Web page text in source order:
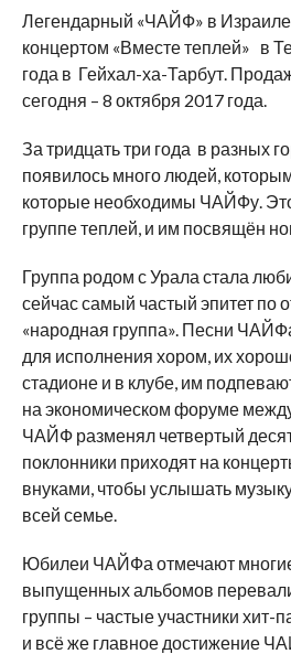
Легендарный «ЧАЙФ» в
концертом «Вместе теплей» в
года в Гейхал-ха-Тарбут.
сегодня – 8 октября 2017 года.
За тридцать три года в разных
появилось много людей,
которые необходимы ЧАЙФу.
группе теплей, и им посвящён
Группа родом с Урала стала
сейчас самый частый эпитет
«народная группа». Песни
для исполнения хором, их
стадионе и в клубе, им
на экономическом форуме
ЧАЙФ разменял четвертый
поклонники приходят на
внуками, чтобы услышать
всей семье.
Юбилеи ЧАЙФа отмечают
выпущенных альбомов
группы – частые участники хит-
и всё же главное достижение